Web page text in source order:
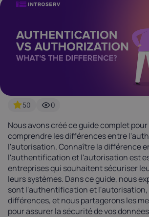
50 0
Nous avons créé ce guide complet pour
comprendre les différences entre
l'autorisation. Connaître la différence
l'authentification et l'autorisation est
entreprises qui souhaitent sécuriser
leurs systèmes. Dans ce guide, nous
sont l'authentification et l'autorisation,
différences, et nous partagerons les
pour assurer la sécurité de vos
Netherlands
21%
Poland
23%
20%
USA
0%